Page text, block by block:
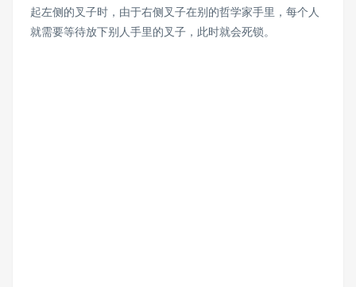
起左侧的叉子时，由于右侧叉子在别的哲学家手里，每个人
就需要等待放下别人手里的叉子，此时就会死锁。